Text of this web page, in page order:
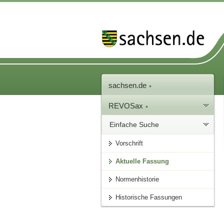
sachsen.de
REVOSax
Einfache Suche
Vorschrift
Aktuelle Fassung
Normenhistorie
Historische Fassungen